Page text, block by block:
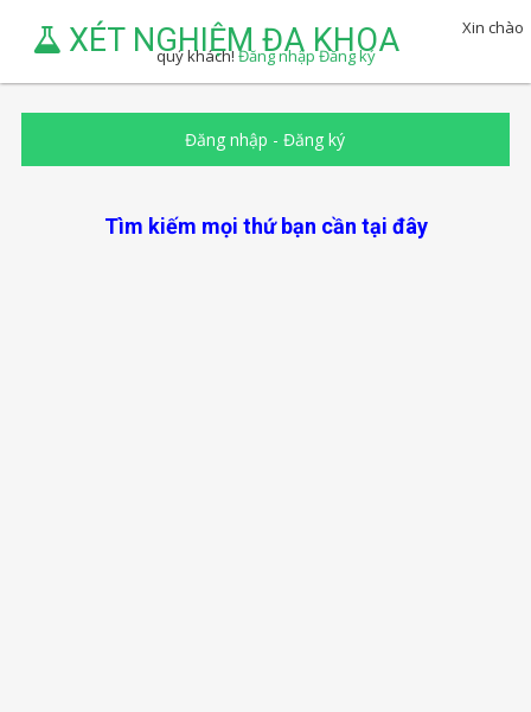
XÉT NGHIỆM ĐA KHOA
Xin chào
quý khách!Đăng nhậpĐăng ký
Đăng nhập -Đăng ký
Tìm kiếm mọi thứ bạn cần tại đây